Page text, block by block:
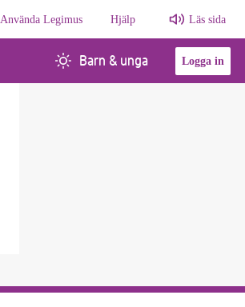
Använda Legimus Hjälp Läs sida
Barn & unga Logga in